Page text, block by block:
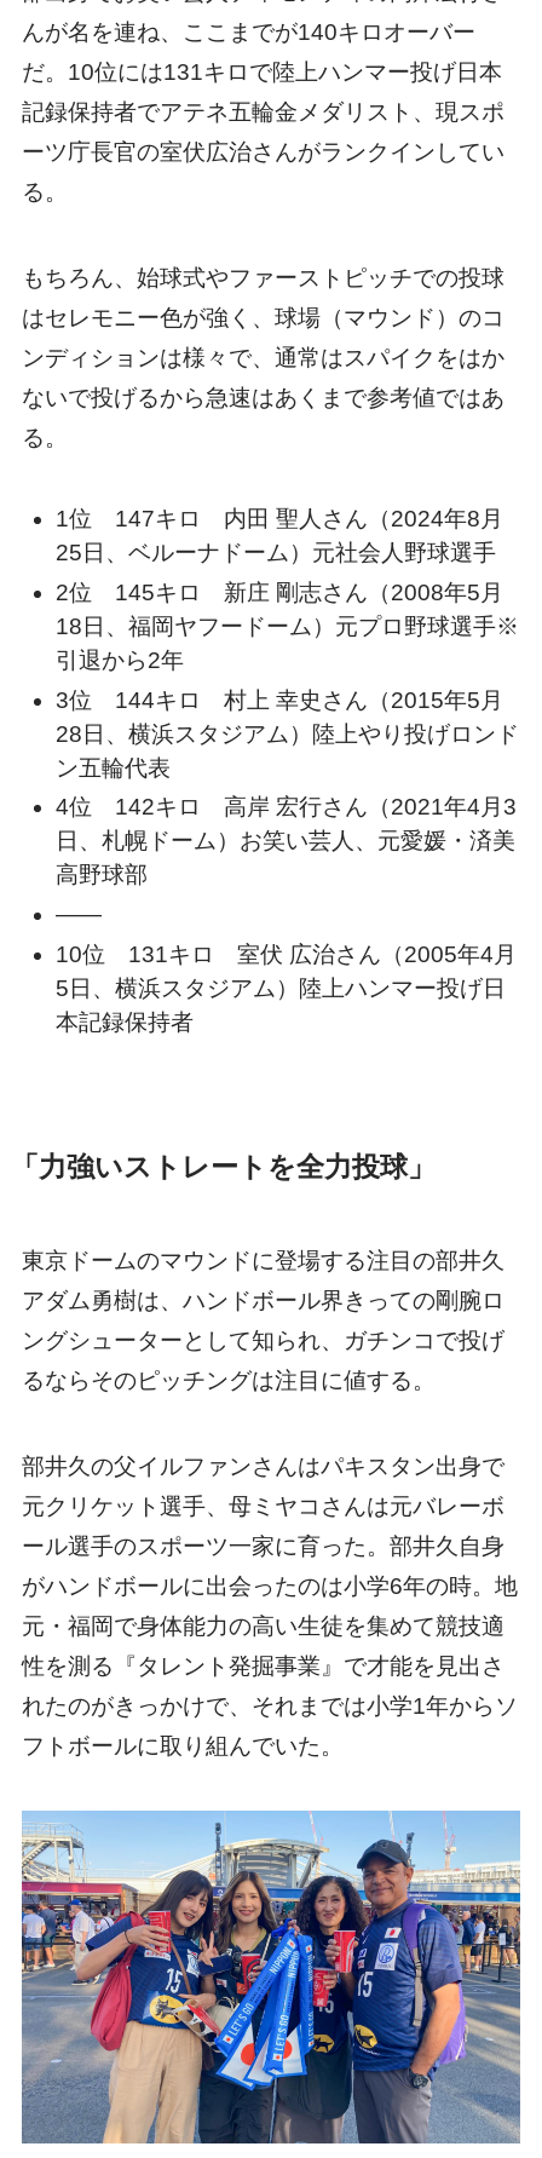
んが名を連ね、ここまでが140キロオーバー
だ。10位には131キロで陸上ハンマー投げ日本
記録保持者でアテネ五輪金メダリスト、現スポ
ーツ庁長官の室伏広治さんがランクインしてい
る。
もちろん、始球式やファーストピッチでの投球
はセレモニー色が強く、球場（マウンド）のコ
ンディションは様々で、通常はスパイクをはか
ないで投げるから急速はあくまで参考値ではあ
る。
1位 147キロ 内田 聖人さん（2024年8月
25日、ベルーナドーム）元社会人野球選手
2位 145キロ 新庄 剛志さん（2008年5月
18日、福岡ヤフードーム）元プロ野球選手※
引退から2年
3位 144キロ 村上 幸史さん（2015年5月
28日、横浜スタジアム）陸上やり投げロンド
ン五輪代表
4位 142キロ 高岸 宏行さん（2021年4月3
日、札幌ドーム）お笑い芸人、元愛媛・済美
高野球部
——
10位 131キロ 室伏 広治さん（2005年4月
5日、横浜スタジアム）陸上ハンマー投げ日
本記録保持者
「力強いストレートを全力投球」
東京ドームのマウンドに登場する注目の部井久
アダム勇樹は、ハンドボール界きっての剛腕ロ
ングシューターとして知られ、ガチンコで投げ
るならそのピッチングは注目に値する。
部井久の父イルファンさんはパキスタン出身で
元クリケット選手、母ミヤコさんは元バレーボ
ール選手のスポーツ一家に育った。部井久自身
がハンドボールに出会ったのは小学6年の時。地
元・福岡で身体能力の高い生徒を集めて競技適
性を測る『タレント発掘事業』で才能を見出さ
れたのがきっかけで、それまでは小学1年からソ
フトボールに取り組んでいた。